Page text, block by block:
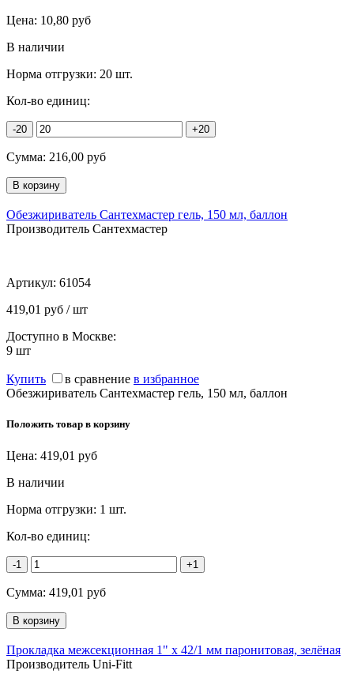
Цена: 10,80 руб
В наличии
Норма отгрузки: 20 шт.
Кол-во единиц:
-20 +20
Сумма: 216,00 руб
Обезжириватель Сантехмастер гель, 150 мл, баллон
Производитель Сантехмастер
Артикул: 61054
419,01 руб / шт
Доступно в Москве:
9 шт
Купить в сравнение в избранное
Обезжириватель Сантехмастер гель, 150 мл, баллон
Положить товар в корзину
Цена: 419,01 руб
В наличии
Норма отгрузки: 1 шт.
Кол-во единиц:
-1 +1
Сумма: 419,01 руб
Прокладка межсекционная 1" х 42/1 мм паронитовая, зелёная
Производитель Uni-Fitt